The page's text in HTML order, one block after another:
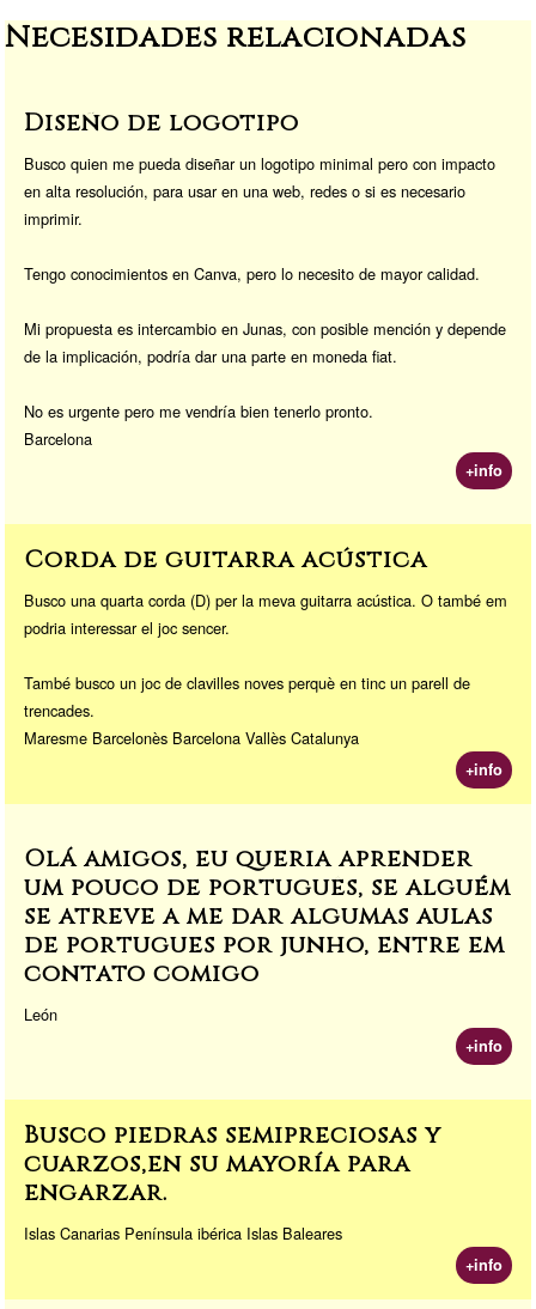
m o n a
Necesidades relacionadas
Diseño de logotipo
Busco quien me pueda diseñar un logotipo minimal pero con impacto
en alta resolución, para usar en una web, redes o si es necesario
imprimir.
Tengo conocimientos en Canva, pero lo necesito de mayor calidad.
Mi propuesta es intercambio en Junas, con posible mención y depende
de la implicación, podría dar una parte en moneda fiat.
No es urgente pero me vendría bien tenerlo pronto.
Barcelona
+info
Corda de guitarra acústica
Busco una quarta corda (D) per la meva guitarra acústica. O també em
podria interessar el joc sencer.
També busco un joc de clavilles noves perquè en tinc un parell de
trencades.
Maresme Barcelonès Barcelona Vallès Catalunya
+info
Olá amigos, eu queria aprender
um pouco de português, se alguém
se atreve a me dar algumas aulas
de portugues por junho, entre em
contato comigo
León
+info
Busco piedras semipreciosas y
cuarzos,en su mayoría para
engarzar.
Islas Canarias Península ibérica Islas Baleares
+info